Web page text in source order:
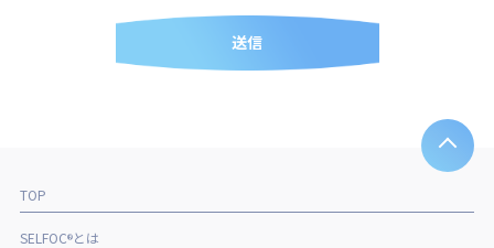
TOP
SELFOC® とは